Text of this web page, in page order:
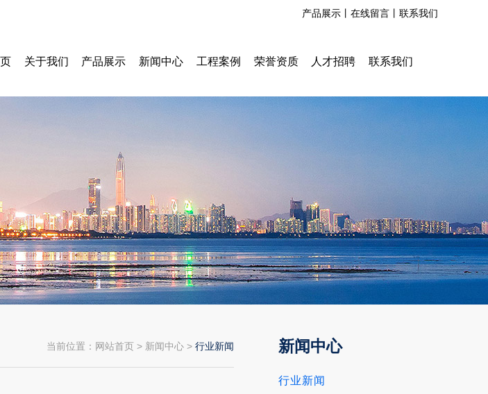
产品展示丨 在线留言丨 联系我们
关于我们 产品展示 新闻中心 工程案例 荣誉资质 人才招聘 联系我们
当前位置： 网站首页 > 新闻中心 > 行业新闻 新闻中心
行业新闻